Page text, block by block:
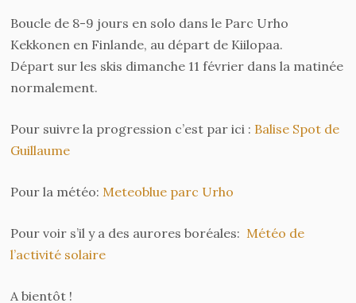
Boucle de 8-9 jours en solo dans le Parc Urho
Kekkonen en Finlande, au départ de Kiilopaa.
Départ sur les skis dimanche 11 février dans la matinée
normalement.
Pour suivre la progression c’est par ici : Balise Spot de
Guillaume
Pour la météo:Meteoblue parc Urho
Pour voir s’il y a des aurores boréales:Météo de
l’activité solaire
A bientôt !